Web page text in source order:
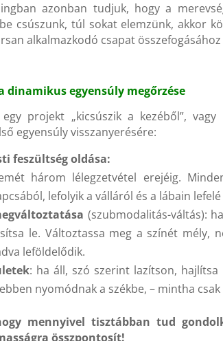
azonban tudjuk, hogy a
csúszunk, túl sokat elemzünk, akkor
alkalmazkodó csapat
dinamikus egyensúly megőrzése
egy projekt „kicsúszik a kezéből”,
egyensúly visszanyerésére:
feszültség oldása:
három lélegzetvétel erejéig.
lefolyik a válláról és a lábain
(szubmodalitás-váltás):
le. Változtassa meg a színét mély,
leföldelődik.
: ha áll, szó szerint lazítson,
nyomódnak a székbe, – mintha
mennyivel tisztábban tud
összpontosít!